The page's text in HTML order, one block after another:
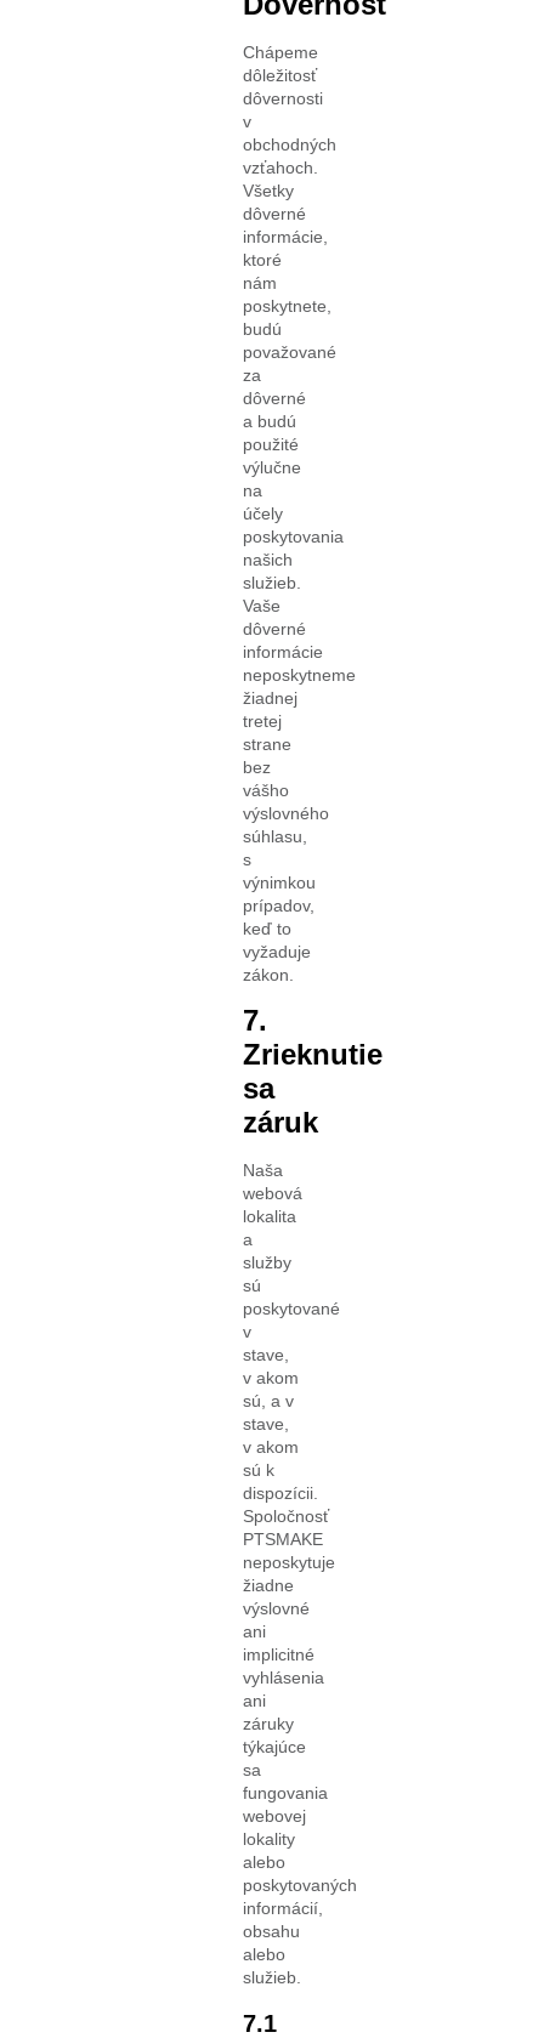
Chápeme
dôležitosť
dôvernosti
v
obchodných
vzťahoch.
Všetky
dôverné
informácie,
ktoré
nám
poskytnete,
budú
považované
za
dôverné
a budú
použité
výlučne
na
účely
poskytovania
našich
služieb.
Vaše
dôverné
informácie
neposkytneme
žiadnej
tretej
strane
bez
vášho
výslovného
súhlasu,
s
výnimkou
prípadov,
keď to
vyžaduje
zákon.
7.
Zrieknutie
sa
záruk
Naša
webová
lokalita
a
služby
sú
poskytované
v
stave,
v akom
sú, a v
stave,
v akom
sú k
dispozícii.
Spoločnosť
PTSMAKE
neposkytuje
žiadne
výslovné
ani
implicitné
vyhlásenia
ani
záruky
týkajúce
sa
fungovania
webovej
lokality
alebo
poskytovaných
informácií,
obsahu
alebo
služieb.
7.1